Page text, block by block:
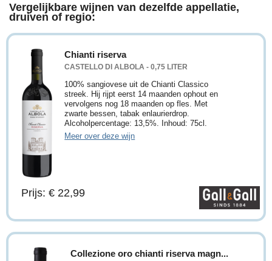
Vergelijkbare wijnen van dezelfde appellatie,
druiven of regio:
Chianti riserva
CASTELLO DI ALBOLA - 0,75 LITER
100% sangiovese uit de Chianti Classico
streek. Hij rijpt eerst 14 maanden ophout en
vervolgens nog 18 maanden op fles. Met
zwarte bessen, tabak enlaurierdrop.
Alcoholpercentage: 13,5%. Inhoud: 75cl.
Meer over deze wijn
Prijs: € 22,99
Collezione oro chianti riserva magn...